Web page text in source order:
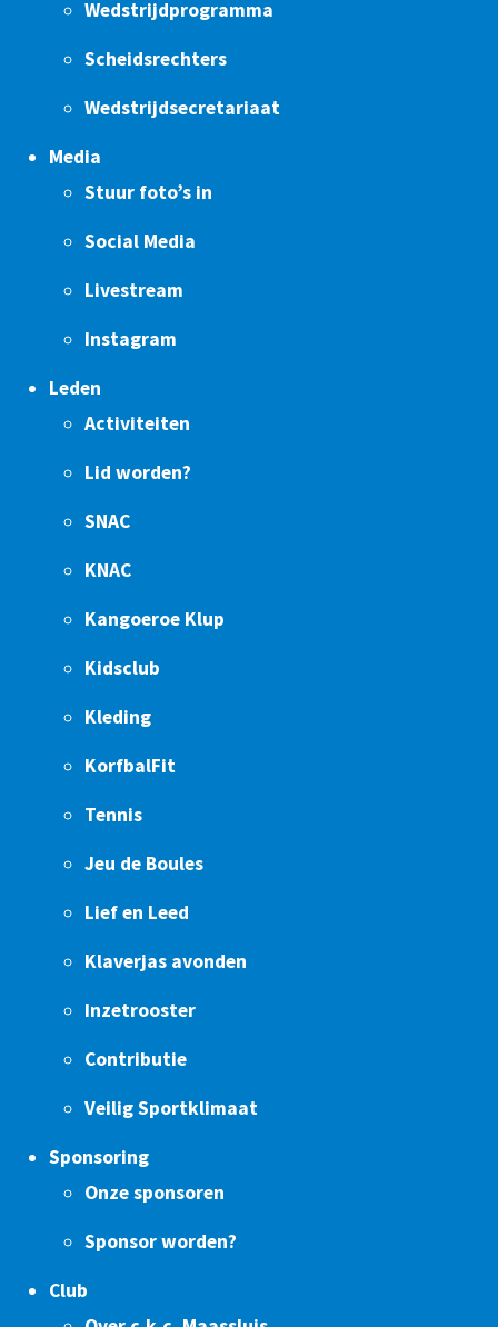
Wedstrijdprogramma
Scheidsrechters
Wedstrijdsecretariaat
Media
Stuur foto’s in
Social Media
Livestream
Instagram
Leden
Activiteiten
Lid worden?
SNAC
KNAC
Kangoeroe Klup
Kidsclub
Kleding
KorfbalFit
Tennis
Jeu de Boules
Lief en Leed
Klaverjas avonden
Inzetrooster
Contributie
Veilig Sportklimaat
Sponsoring
Onze sponsoren
Sponsor worden?
Club